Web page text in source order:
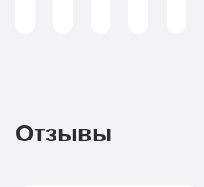
2-х
Отзывы